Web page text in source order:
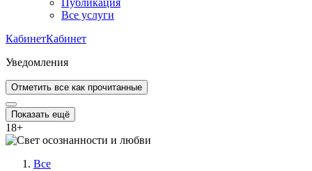
Публикация
Все услуги
КабинетКабинет
Уведомления
Отметить все как прочитанные
Показать ещё
18+
Все